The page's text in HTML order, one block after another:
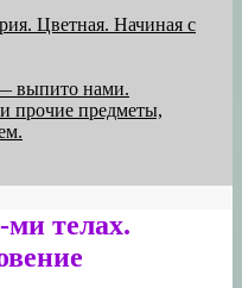
Цветная. Начиная с
выпито нами.
прочие предметы,
ми телах.